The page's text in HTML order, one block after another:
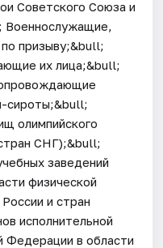
Советского Союза и
Военнослужащие,
призыву;&bull;
их лица;&bull;
сироты;&bull;
олимпийского
СНГ);&bull;
заведений
физической
и стран
исполнительной
Федерации в области